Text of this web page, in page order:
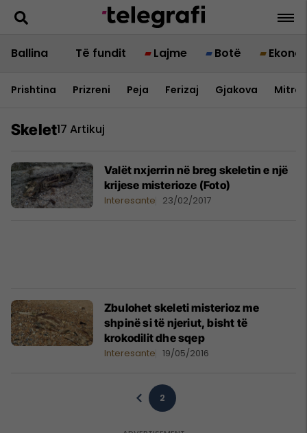
Ballina Të fundit Lajme Botë
Prishtina Prizreni Peja Ferizaj Gjakova
Skelet17 Artikuj
Valët nxjerrin në breg skeletin e një
krijese misterioze (Foto)
Interesante 23/02/2017
Zbulohet skeleti misterioz me
shpinë si të njeriut, bisht të
krokodilit dhe sqep
Interesante 19/05/2016
2